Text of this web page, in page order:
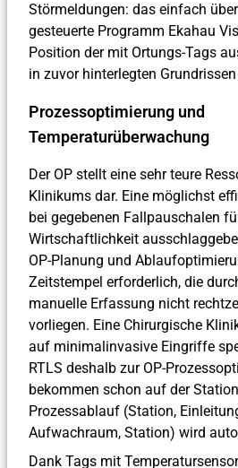
Störmeldungen: das einfach
gesteuerte Programm Ekahau
Position der mit Ortungs-Tags
in zuvor hinterlegten
Prozessoptimierung und
Temperaturüberwachung
Der OP stellt eine sehr teure
Klinikums dar. Eine möglichst
bei gegebenen Fallpauschalen
Wirtschaftlichkeit
OP-Planung und
Zeitstempel erforderlich, die
manuelle Erfassung nicht
vorliegen. Eine Chirurgische
auf minimalinvasive Eingriffe
RTLS deshalb zur OP-
bekommen schon auf der
Prozessablauf (Station,
Aufwachraum, Station) wird
Dank Tags mit